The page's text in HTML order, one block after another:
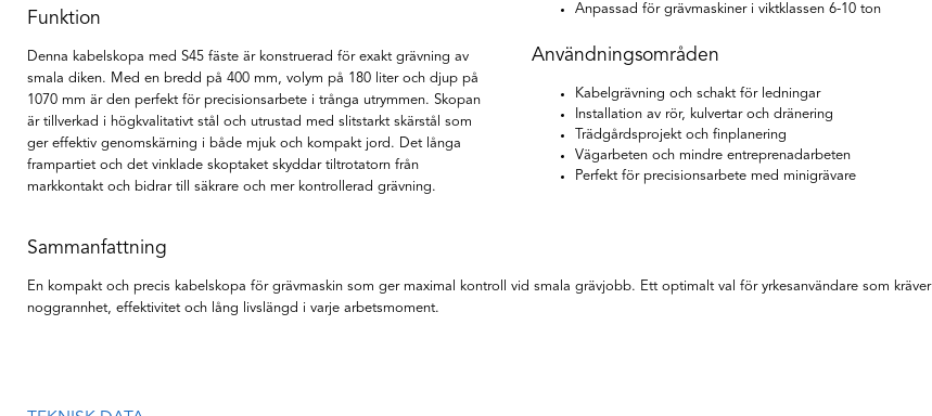
Funktion
Denna kabelskopa med S45 fäste är konstruerad för exakt grävning av
smala diken. Med en bredd på 400 mm, volym på 180 liter och djup på
1070 mm är den perfekt för precisionsarbete i trånga utrymmen. Skopan
är tillverkad i högkvalitativt stål och utrustad med slitstarkt skärstål som
ger effektiv genomskärning i både mjuk och kompakt jord. Det långa
frampartiet och det vinklade skoptaket skyddar tiltrotatorn från
markkontakt och bidrar till säkrare och mer kontrollerad grävning.
Anpassad för grävmaskiner i viktklassen 6-10 ton
Användningsområden
Kabelgrävning och schakt för ledningar
Installation av rör, kulvertar och dränering
Trädgårdsprojekt och finplanering
Vägarbeten och mindre entreprenadarbeten
Perfekt för precisionsarbete med minigrävare
Sammanfattning
En kompakt och precis kabelskopa för grävmaskin som ger maximal kontroll vid smala grävjobb. Ett optimalt val för yrkesanvändare som kräver
noggrannhet, effektivitet och lång livslängd i varje arbetsmoment.